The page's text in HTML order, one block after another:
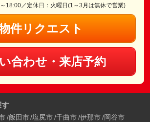
18:00／定休日：火曜日(1～3月は無休で営業)
件リクエスト
合わせ・来店予約
す
飯田市 塩尻市 千曲市 伊那市 岡谷市